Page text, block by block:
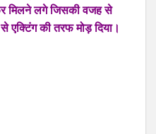
मिलने लगे जिसकी वजह से
एक्टिंग की तरफ मोड़ दिया।